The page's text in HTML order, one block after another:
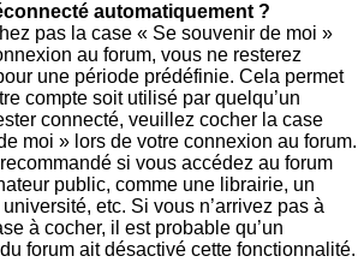
automatiquement ?
pas la case « Se souvenir de moi »
au forum, vous ne resterez
une période prédéfinie. Cela permet
compte soit utilisé par quelqu’un
connecté, veuillez cocher la case
moi » lors de votre connexion au forum.
si vous accédez au forum
public, comme une librairie, un
etc. Si vous n’arrivez pas à
à cocher, il est probable qu’un
forum ait désactivé cette fonctionnalité.